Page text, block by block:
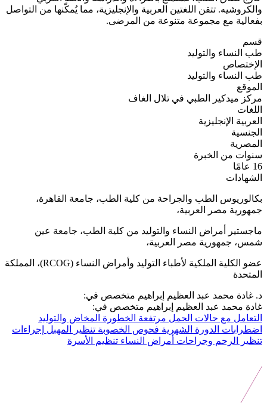
والكروشيه. تتقن اللغتين العربية والإنجليزية، مما يُمكّنها من التواصل
بفعالية مع مجموعة متنوعة من المرضى.
قسم
طب النساء والتوليد
الإختصاص
طب النساء والتوليد
الموقع
مركز ميدكير الطبي في تلال الغاف
اللغات
العربية الإنجليزية
الجنسية
المصرية
سنوات من الخبرة
16 عامًا
الشهادات
بكالوريوس الطب والجراحة من كلية الطب، جامعة القاهرة،
جمهورية مصر العربية،
ماجستير أمراض النساء والتوليد من كلية الطب، جامعة عين
شمس، جمهورية مصر العربية،
عضو الكلية الملكية لأطباء التوليد وأمراض النساء (RCOG)، المملكة
المتحدة
د. غادة محمد عبد العظيم إبراهيم متخصص في:
غادة محمد عبد العظيم إبراهيم متخصص في:
التعامل مع حالات الحمل مرتفعة الخطورة المخاض والتوليد
اضطرابات الدورة الشهرية فحوص الخصوبة تنظير المهبل إجراءات
تنظير الرحم وجراحات أمراض النساء تنظيم الأسرة